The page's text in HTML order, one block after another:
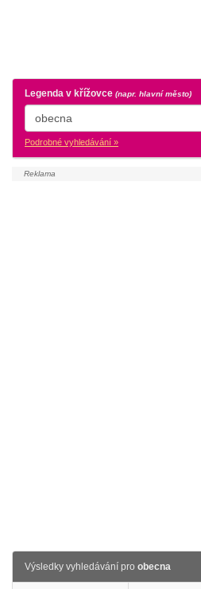
Legenda v křížovce (napr. hlavní město)
Podrobné vyhledávání »
Výsledky vyhledávání pro obecna